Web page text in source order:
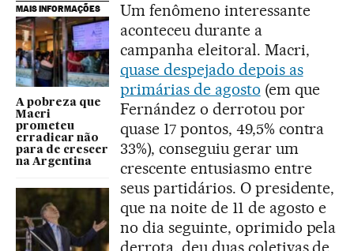
MAIS INFORMAÇÕES
A pobreza que
Macri
prometeu
erradicar não
para de crescer
na Argentina
Um fenômeno interessante
aconteceu durante a
campanha eleitoral. Macri,
quase despejado depois as
primárias de agosto (em que
Fernández o derrotou por
quase 17 pontos, 49,5% contra
33%), conseguiu gerar um
crescente entusiasmo entre
seus partidários. O presidente,
que na noite de 11 de agosto e
no dia seguinte, oprimido pela